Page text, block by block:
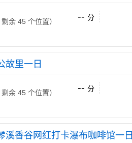
余 45 个位置）
-- 分
故里一日
余 45 个位置）
-- 分
溪香谷网红打卡瀑布咖啡馆一日